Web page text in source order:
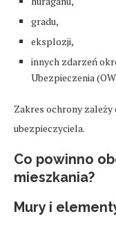
gradu,
eksplozji,
innych zdarzeń
Ubezpieczenia
Zakres ochrony
ubezpieczyciela.
Co powinno
mieszkania?
Mury i